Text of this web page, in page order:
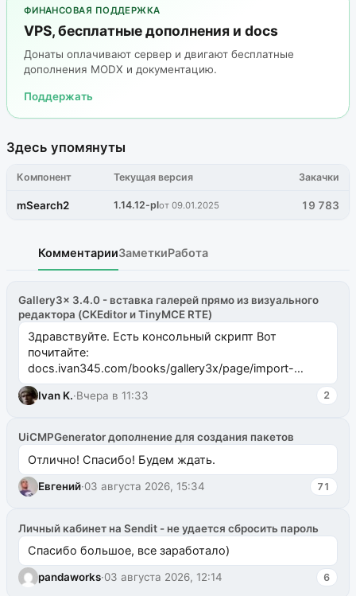
ФИНАНСОВАЯ ПОДДЕРЖКА
VPS, бесплатные дополнения и docs
Донаты оплачивают сервер и двигают бесплатные
дополнения MODX и документацию.
Поддержать
Здесь упомянуты
Компонент Текущая версия Закачки
mSearch2 1.14.12-plот 09.01.2025 19 783
КомментарииЗаметкиРабота
Gallery3x 3.4.0 - вставка галерей прямо из визуального
редактора (CKEditor и TinyMCE RTE)
Здравствуйте. Есть консольный скрипт Вот
почитайте:
docs.ivan345.com/books/gallery3x/page/import-
ms2galleryphp
Ivan K.·Вчера в 11:33 2
UiCMPGenerator дополнение для создания пакетов
Отлично! Спасибо! Будем ждать.
Евгений·03 августа 2026, 15:34 71
Личный кабинет на Sendit - не удается сбросить пароль
Спасибо большое, все заработало)
pandaworks·03 августа 2026, 12:14 6